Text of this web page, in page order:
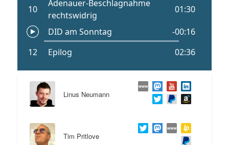
Linus Neumann
Tim Pritlove